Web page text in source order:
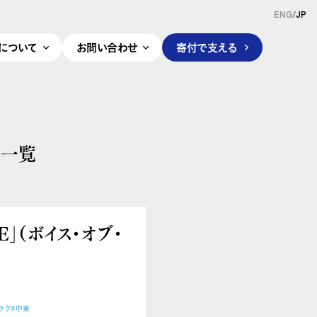
ついて お問い合わせ 寄付で支える
ENG/JP
覧
ボイス・オブ・
ク#中東